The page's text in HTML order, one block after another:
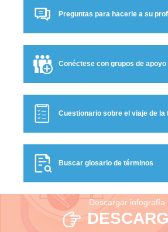
Preguntas para hacerle a su
Conéctese con grupos de apoyo
Cuestionario sobre el viaje de la
Buscar glosario de términos
Descargar infografía